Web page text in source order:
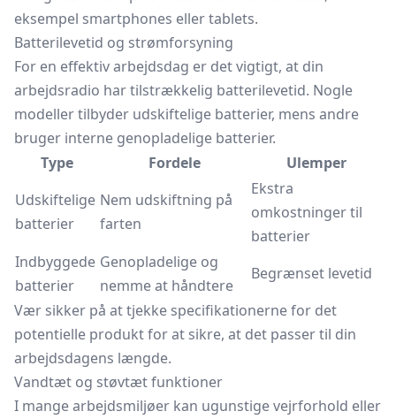
eksempel smartphones eller tablets.
Batterilevetid og strømforsyning
For en effektiv arbejdsdag er det vigtigt, at din
arbejdsradio har tilstrækkelig batterilevetid. Nogle
modeller tilbyder udskiftelige batterier, mens andre
bruger interne genopladelige batterier.
Type
Fordele
Ulemper
Udskiftelige
batterier
Nem udskiftning på
farten
Ekstra
omkostninger til
batterier
Indbyggede
batterier
Genopladelige og
nemme at håndtere
Begrænset levetid
Vær sikker på at tjekke specifikationerne for det
potentielle produkt for at sikre, at det passer til din
arbejdsdagens længde.
Vandtæt og støvtæt funktioner
I mange arbejdsmiljøer kan ugunstige vejrforhold eller